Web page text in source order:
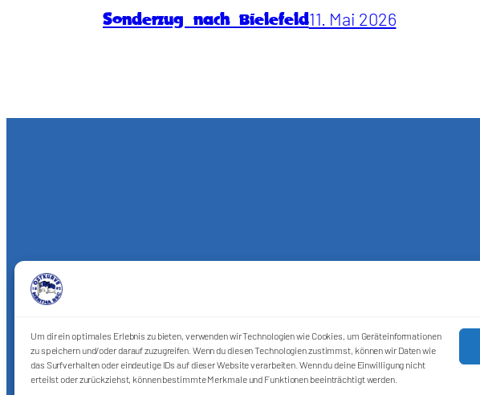
Um dir ein optimales Erlebnis zu bieten, verwenden wir Technologien wie Cookies, um Geräteinformationen
zu speichern und/oder darauf zuzugreifen. Wenn du diesen Technologien zustimmst, können wir Daten wie
das Surfverhalten oder eindeutige IDs auf dieser Website verarbeiten. Wenn du deine Einwilligung nicht
erteilst oder zurückziehst, können bestimmte Merkmale und Funktionen beeinträchtigt werden.
Sonderzug nach Bielefeld11. Mai 2026
Kontakt